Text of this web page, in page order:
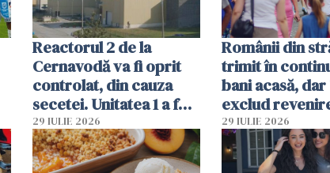
Reactorul 2 de la
Cernavodă va fi oprit
controlat, din cauza
secetei. Unitatea 1 a fost
deja oprită
29 IULIE 2026
Românii din
trimit în
bani acasă, dar
exclud
29 IULIE 2026